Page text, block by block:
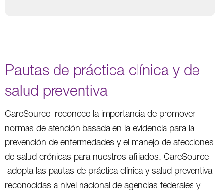
Pautas de práctica clínica y de
salud preventiva
CareSource reconoce la importancia de promover
normas de atención basada en la evidencia para la
prevención de enfermedades y el manejo de afecciones
de salud crónicas para nuestros afiliados. CareSource
adopta las pautas de práctica clínica y salud preventiva
reconocidas a nivel nacional de agencias federales y